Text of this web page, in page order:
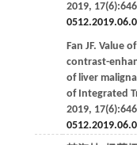
2019, 17
Fan JF. Value
contrast-
of liver
of Integrated
2019, 17